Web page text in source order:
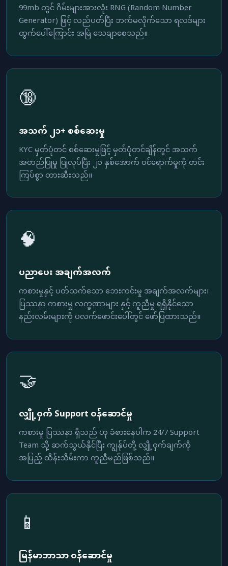
99mb တွင် ဂိမ်းများအားလုံး RNG (Random Number
Generator) ဖြင့် လည်ပတ်ပြီး ဘက်မလိုက်သော ရလဒ်များ
ထွက်ပေါ်ကြောင်း အမြဲ သေချာစေသည်။
🔞
အသက် ၂၁+ စစ်ဆေးမှု
KYC မှတ်ပုံတင် စစ်ဆေးမှုဖြင့် မှတ်ပုံတင်ချိန်တွင် အသက်
အတည်ပြုမှု ပြုလုပ်ပြီး ၂၁ နှစ်အောက် ဝင်ရောက်မှုကို တင်း
ကြပ်စွာ တားဆီးသည်။
🧠
ပညာပေး အချက်အလက်
ကစားမှုနှင့် ပတ်သက်သော ဘေးကင်းမှု အချက်အလက်များ၊
ပြဿနာ ကစားမှု လက္ခဏာများ နှင့် ကူညီမှု ရရှိနိုင်သော
နည်းလမ်းများကို ပလက်ဖောင်းပေါ်တွင် ဖော်ပြထားသည်။
🤝
လျှို့ဝှက် Support ဝန်ဆောင်မှု
ကစားမှု ပြဿနာ ရှိသည် ဟု ခံစားနေပါက 24/7 Support
Team သို့ ဆက်သွယ်နိုင်ပြီး ကျွန်ုပ်တို့ လျှို့ဝှက်ချက်ကို
အပြည့် ထိန်းသိမ်းကာ ကူညီမည်ဖြစ်သည်။
📱
မြန်မာဘာသာ ဝန်ဆောင်မှု